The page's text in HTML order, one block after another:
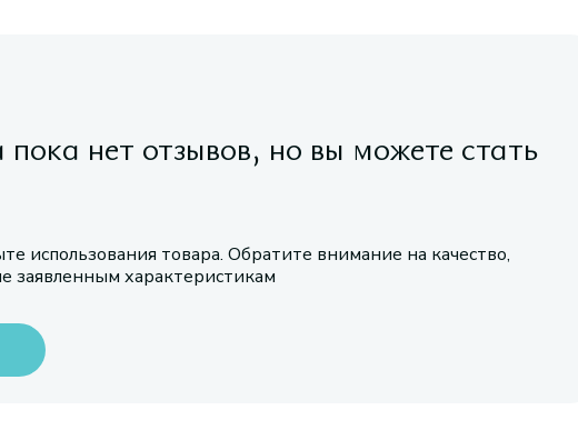
пока нет отзывов, но вы можете стать
использования товара. Обратите внимание на качество,
заявленным характеристикам